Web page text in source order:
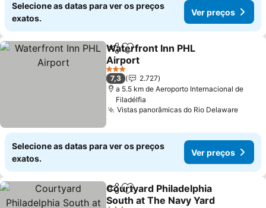
Selecione as datas para ver os preços
exatos.
Ver preços
PartilharAdicionar aos favoritos
Waterfront Inn PHL
Airport
3 Estrelas
7,3
2.727
a 5.5 km de Aeroporto Internacional de
Filadélfia
Vistas panorâmicas do Rio Delaware
Selecione as datas para ver os preços
exatos.
Ver preços
PartilharAdicionar aos favoritos
Courtyard Philadelphia
South at The Navy Yard